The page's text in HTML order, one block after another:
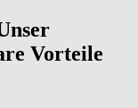
Vorteile